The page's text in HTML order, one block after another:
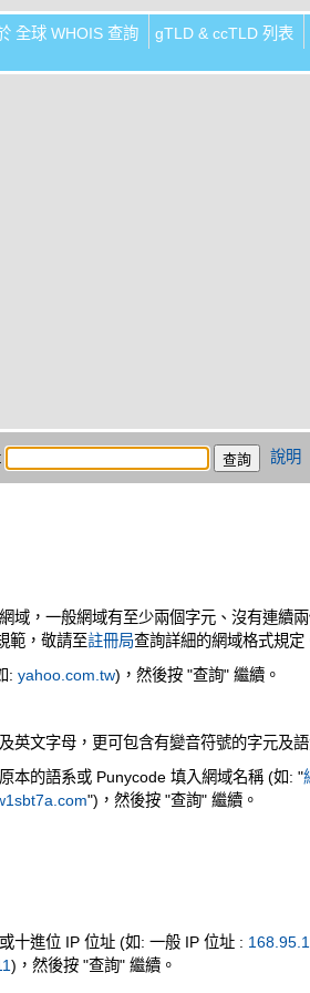
全球 WHOIS 查詢 gTLD & ccTLD 列表
說明
域，一般網域有至少兩個字元、沒有連續
範，敬請至註冊局查詢詳細的網域格式規定
: yahoo.com.tw)，然後按 "查詢" 繼續。
英文字母，更可包含有變音符號的字元及語
本的語系或 Punycode 填入網域名稱 (如: "
")，然後按 "查詢" 繼續。
十進位 IP 位址 (如: 一般 IP 位址 :
)，然後按 "查詢" 繼續。